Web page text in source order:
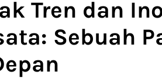
Tren dan
Sebuah